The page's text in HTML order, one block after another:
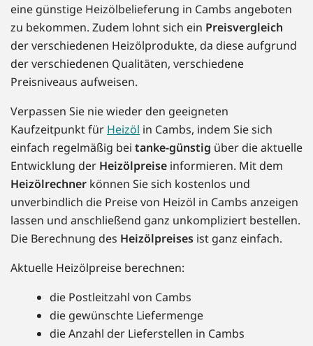
eine günstige Heizölbelieferung in Cambs angeboten
zu bekommen. Zudem lohnt sich ein Preisvergleich
der verschiedenen Heizölprodukte, da diese aufgrund
der verschiedenen Qualitäten, verschiedene
Preisniveaus aufweisen.
Verpassen Sie nie wieder den geeigneten
Kaufzeitpunkt für Heizöl in Cambs, indem Sie sich
einfach regelmäßig bei tanke-günstig über die aktuelle
Entwicklung der Heizölpreise informieren. Mit dem
Heizölrechner können Sie sich kostenlos und
unverbindlich die Preise von Heizöl in Cambs anzeigen
lassen und anschließend ganz unkompliziert bestellen.
Die Berechnung des Heizölpreises ist ganz einfach.
Aktuelle Heizölpreise berechnen:
die Postleitzahl von Cambs
die gewünschte Liefermenge
die Anzahl der Lieferstellen in Cambs